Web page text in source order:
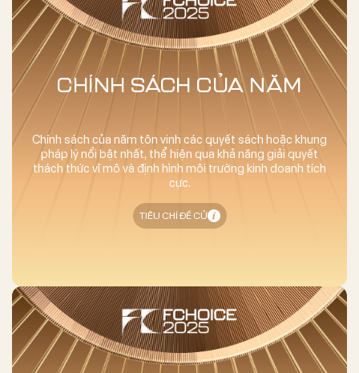
CHÍNH SÁCH CỦA NĂM
Chính sách của năm tôn vinh các quyết sách hoặc khung
pháp lý nổi bật nhất, thể hiện qua khả năng giải quyết
thách thức vĩ mô và định hình môi trường kinh doanh tích
cực.
TIÊU CHÍ ĐỀ CỬ